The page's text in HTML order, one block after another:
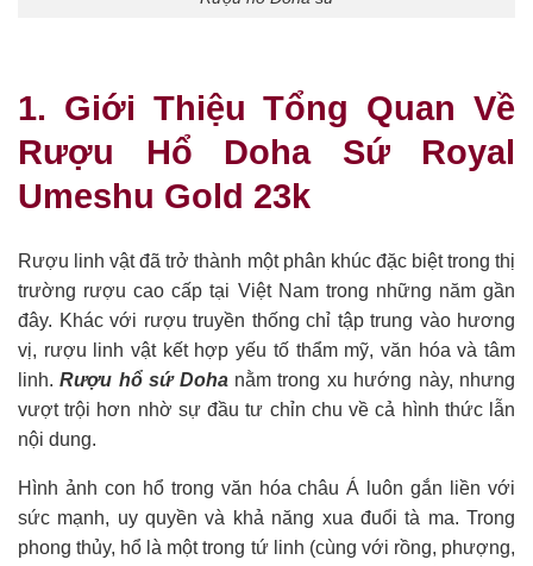
1. Giới Thiệu Tổng Quan Về
Rượu Hổ Doha Sứ Royal
Umeshu Gold 23k
Rượu linh vật đã trở thành một phân khúc đặc biệt trong thị
trường rượu cao cấp tại Việt Nam trong những năm gần
đây. Khác với rượu truyền thống chỉ tập trung vào hương
vị, rượu linh vật kết hợp yếu tố thẩm mỹ, văn hóa và tâm
linh.Rượu hổ sứ Dohanằm trong xu hướng này, nhưng
vượt trội hơn nhờ sự đầu tư chỉn chu về cả hình thức lẫn
nội dung.
Hình ảnh con hổ trong văn hóa châu Á luôn gắn liền với
sức mạnh, uy quyền và khả năng xua đuổi tà ma. Trong
phong thủy, hổ là một trong tứ linh (cùng với rồng, phượng,